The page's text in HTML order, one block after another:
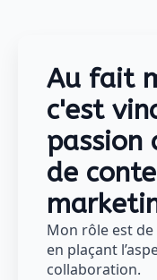
Au fait
c'est
passion
de
Mon rôle est
en plaçant
collaboration.